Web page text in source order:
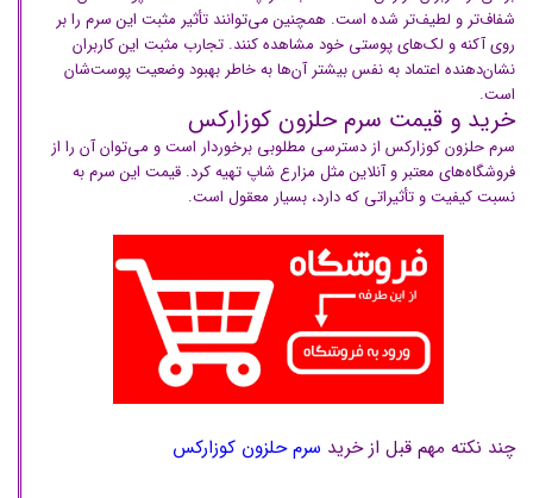
شفاف‌تر و لطیف‌تر شده است. همچنین می‌توانند تأثیر مثبت این سرم را بر
روی آکنه و لک‌های پوستی خود مشاهده کنند. تجارب مثبت این کاربران
نشان‌دهنده اعتماد به نفس بیشتر آن‌ها به خاطر بهبود وضعیت پوست‌شان
است.
خرید و قیمت سرم حلزون کوزارکس
سرم حلزون کوزارکس از دسترسی مطلوبی برخوردار است و می‌توان آن را از
فروشگاه‌های معتبر و آنلاین مثل مزارع شاپ تهیه کرد. قیمت این سرم به
نسبت کیفیت و تأثیراتی که دارد، بسیار معقول است.
چند نکته مهم قبل از خرید سرم حلزون کوزارکس